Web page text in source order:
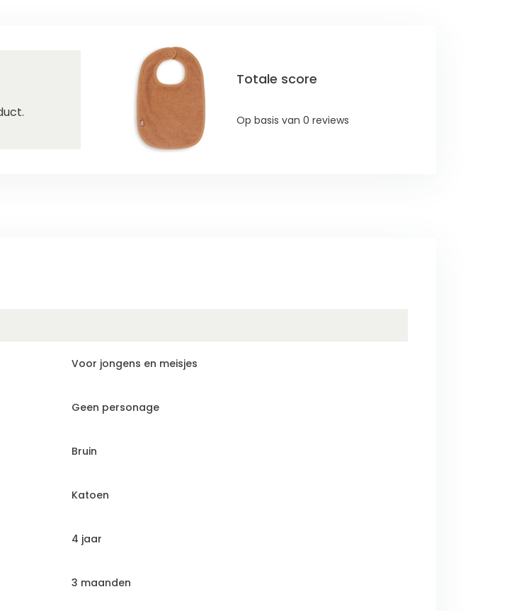
Totale score
Op basis van 0 reviews
Voor jongens en meisjes
Geen personage
Bruin
Katoen
4 jaar
3 maanden